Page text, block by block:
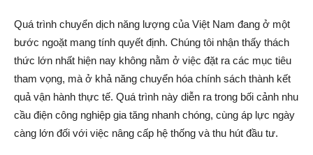
Quá trình chuyển dịch năng lượng của Việt Nam đang ở một
bước ngoặt mang tính quyết định. Chúng tôi nhận thấy thách
thức lớn nhất hiện nay không nằm ở việc đặt ra các mục tiêu
tham vọng, mà ở khả năng chuyển hóa chính sách thành kết
quả vận hành thực tế. Quá trình này diễn ra trong bối cảnh nhu
cầu điện công nghiệp gia tăng nhanh chóng, cùng áp lực ngày
càng lớn đối với việc nâng cấp hệ thống và thu hút đầu tư.